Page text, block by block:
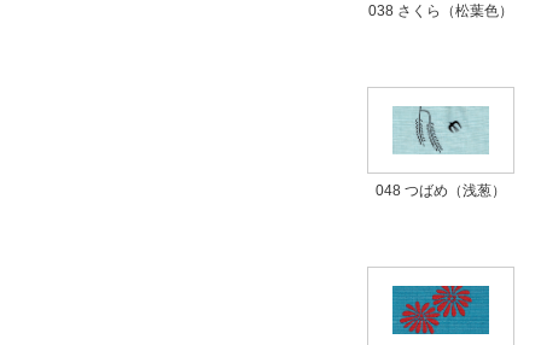
038 さくら（松葉色）
048 つばめ（浅葱）